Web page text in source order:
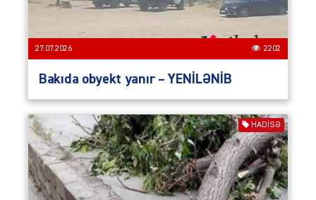
27.07.2026 2202
Bakıda obyekt yanır – YENİLƏNİB
HADISƏ